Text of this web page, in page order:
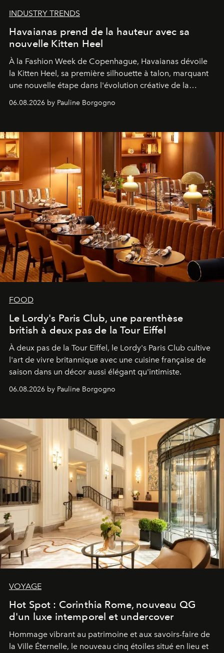
INDUSTRY TRENDS
Havaianas prend de la hauteur avec sa
nouvelle Kitten Heel
À la Fashion Week de Copenhague, Havaianas dévoile
la Kitten Heel, sa première silhouette à talon, marquant
une nouvelle étape dans l'évolution créative de la
06.08.2026 by Pauline Borgogno
FOOD
Le Lordy's Paris Club, une parenthèse
british à deux pas de la Tour Eiffel
À deux pas de la Tour Eiffel, le Lordy's Paris Club cultive
l'art de vivre britannique avec une cuisine française de
saison dans un décor aussi élégant qu'intimiste.
06.08.2026 by Pauline Borgogno
VOYAGE
Hot Spot : Corinthia Rome, nouveau QG
d'un luxe intemporel et undercover
Hommage vibrant au patrimoine et aux savoirs-faire de
la Ville Éternelle, le nouveau cinq étoiles situé en lieu et